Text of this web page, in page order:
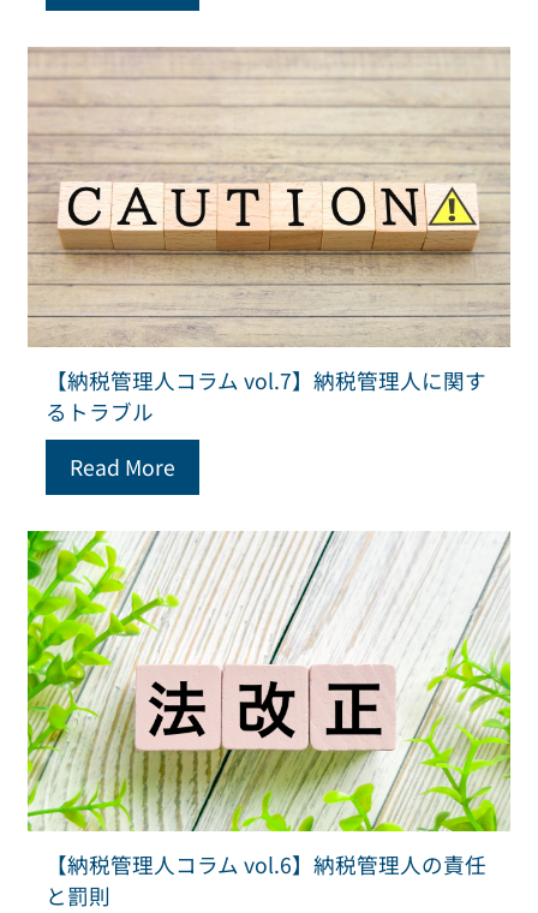
【納税管理人コラム vol.7】納税管理人に関す
るトラブル
Read More
【納税管理人コラム vol.6】納税管理人の責任
と罰則